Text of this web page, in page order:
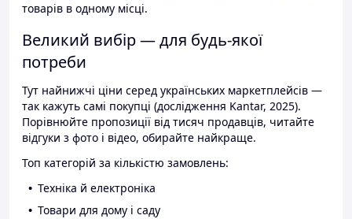
товарів в одному місці.
Великий вибір — для будь-якої
потреби
Тут найнижчі ціни серед українських маркетплейсів —
так кажуть самі покупці (дослідження Kantar, 2025).
Порівнюйте пропозиції від тисяч продавців, читайте
відгуки з фото і відео, обирайте найкраще.
Топ категорій за кількістю замовлень:
Техніка й електроніка
Товари для дому і саду